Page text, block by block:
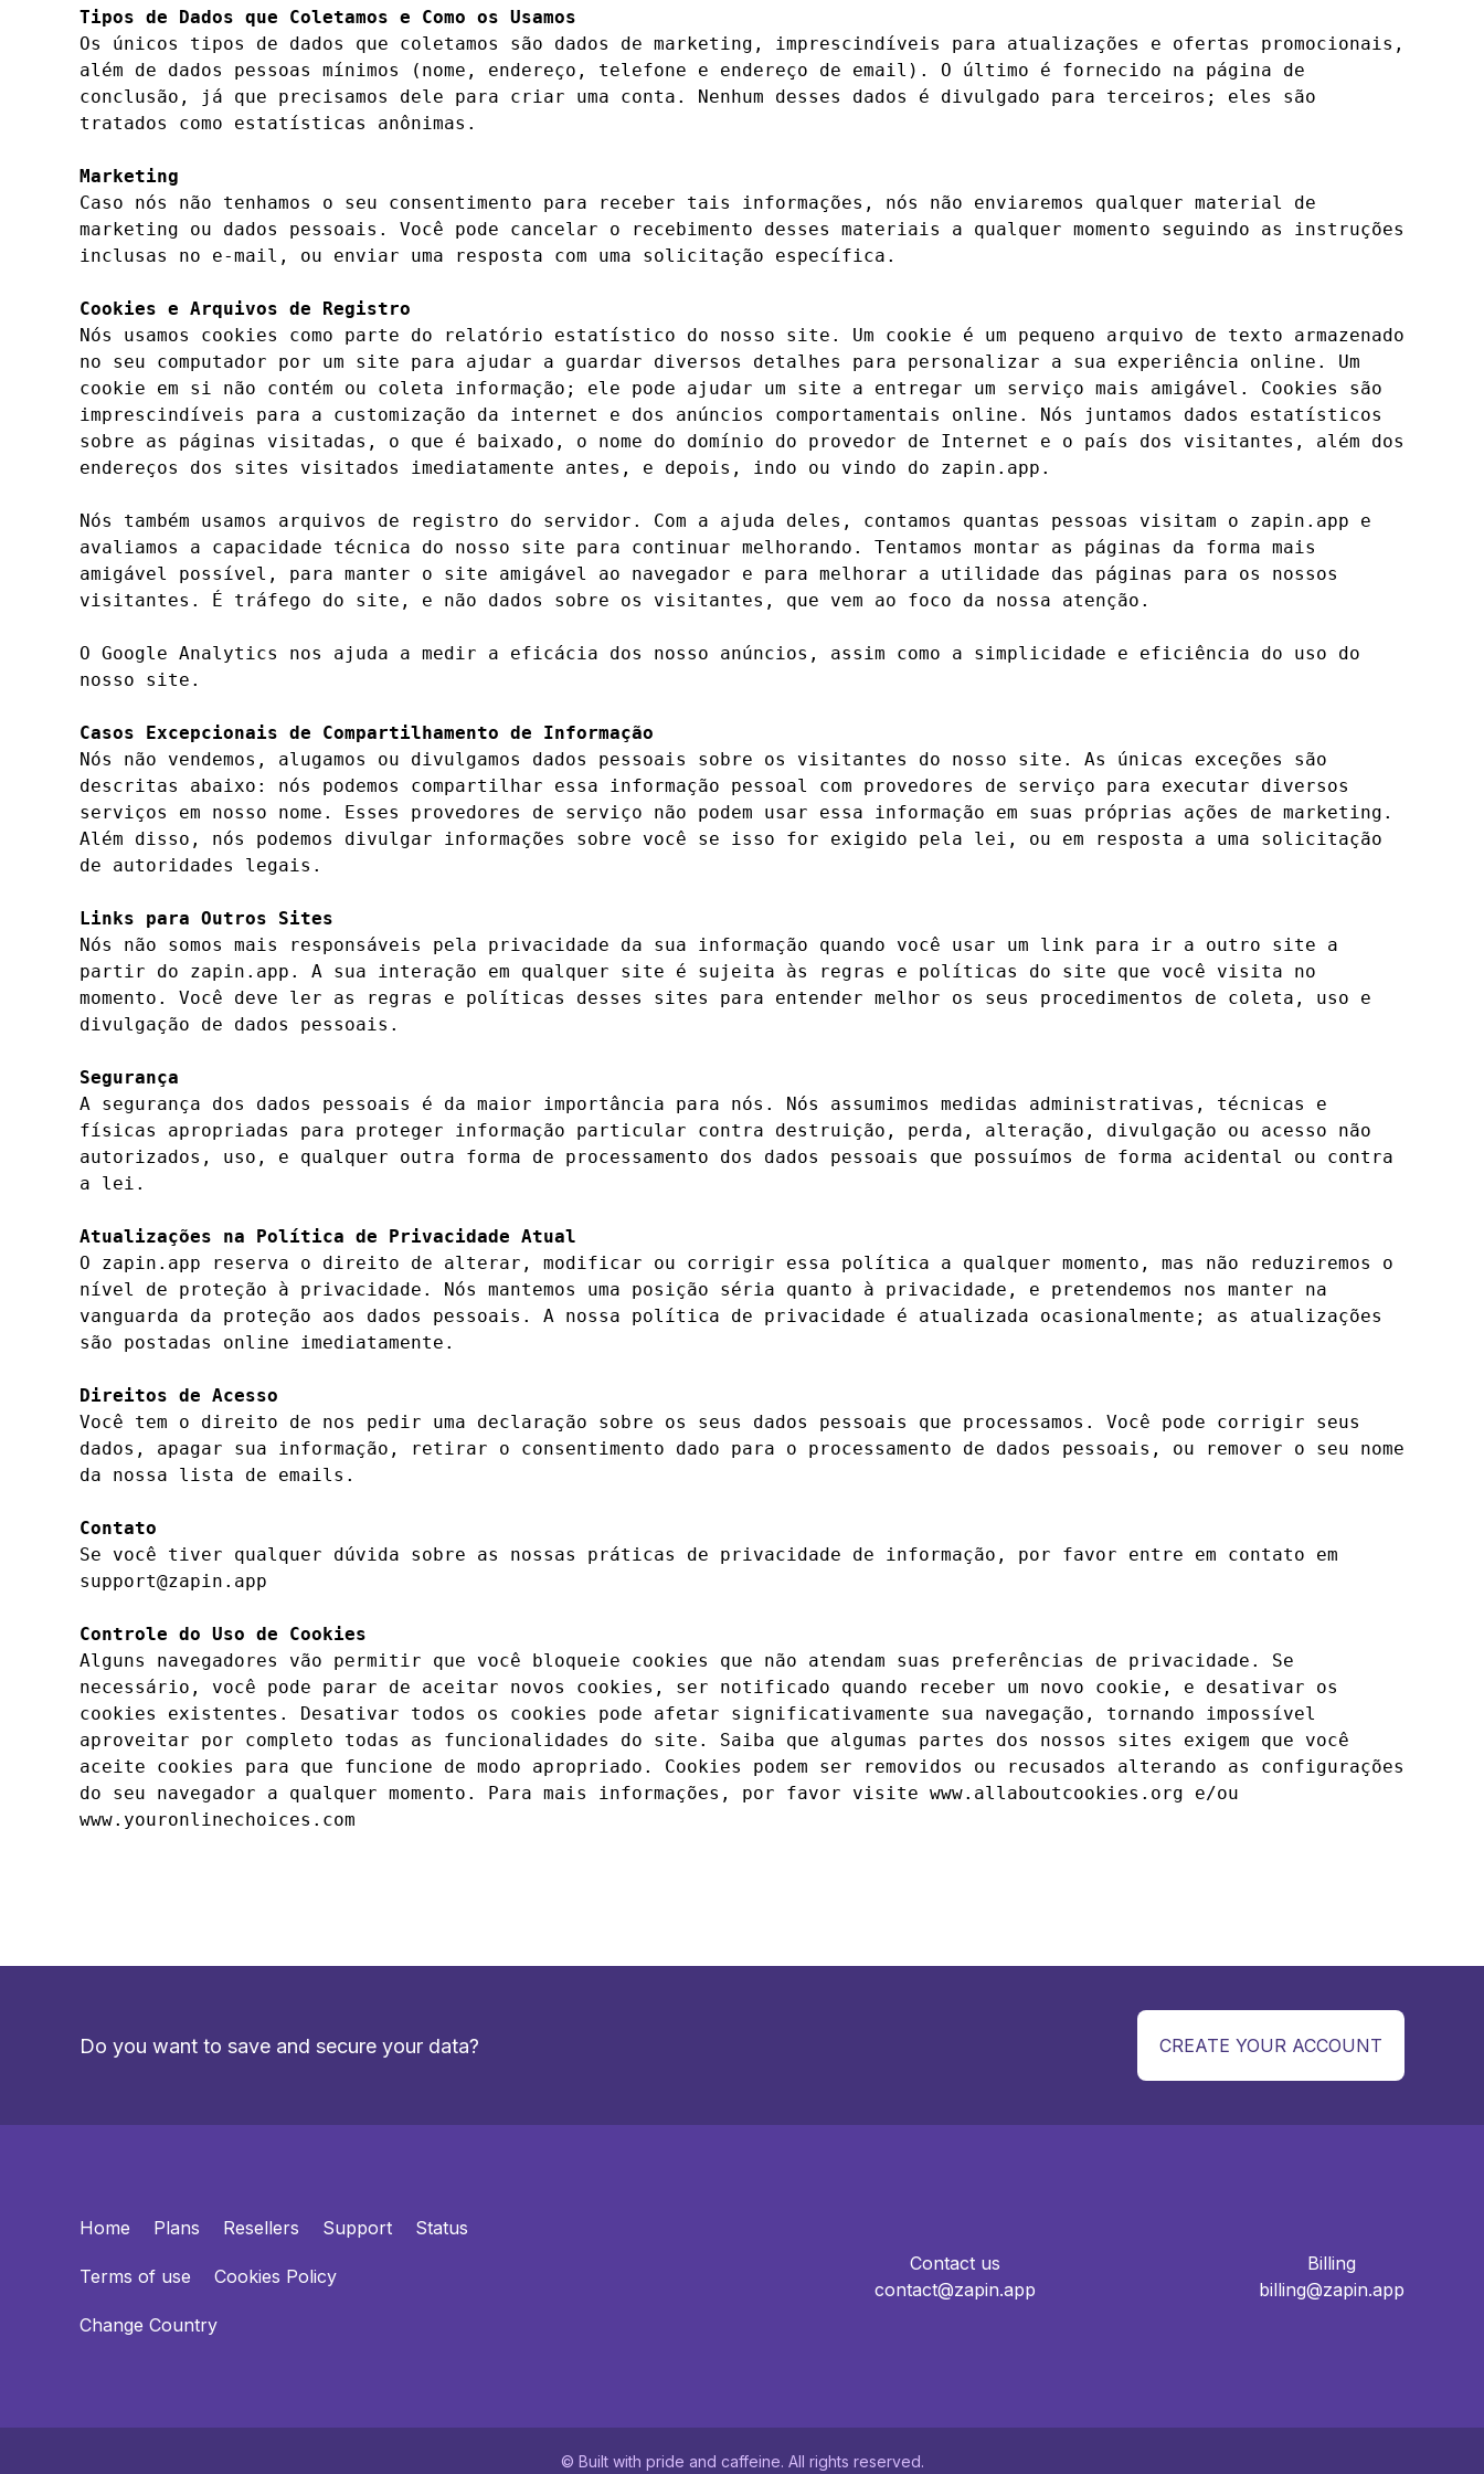
Tipos de Dados que Coletamos e Como os Usamos
Os únicos tipos de dados que coletamos são dados de marketing, imprescindíveis para atualizações e ofertas promocionais,
além de dados pessoas mínimos (nome, endereço, telefone e endereço de email). O último é fornecido na página de
conclusão, já que precisamos dele para criar uma conta. Nenhum desses dados é divulgado para terceiros; eles são
tratados como estatísticas anônimas.
Marketing
Caso nós não tenhamos o seu consentimento para receber tais informações, nós não enviaremos qualquer material de
marketing ou dados pessoais. Você pode cancelar o recebimento desses materiais a qualquer momento seguindo as instruções
inclusas no e-mail, ou enviar uma resposta com uma solicitação específica.
Cookies e Arquivos de Registro
Nós usamos cookies como parte do relatório estatístico do nosso site. Um cookie é um pequeno arquivo de texto armazenado
no seu computador por um site para ajudar a guardar diversos detalhes para personalizar a sua experiência online. Um
cookie em si não contém ou coleta informação; ele pode ajudar um site a entregar um serviço mais amigável. Cookies são
imprescindíveis para a customização da internet e dos anúncios comportamentais online. Nós juntamos dados estatísticos
sobre as páginas visitadas, o que é baixado, o nome do domínio do provedor de Internet e o país dos visitantes, além dos
endereços dos sites visitados imediatamente antes, e depois, indo ou vindo do zapin.app.
Nós também usamos arquivos de registro do servidor. Com a ajuda deles, contamos quantas pessoas visitam o zapin.app e
avaliamos a capacidade técnica do nosso site para continuar melhorando. Tentamos montar as páginas da forma mais
amigável possível, para manter o site amigável ao navegador e para melhorar a utilidade das páginas para os nossos
visitantes. É tráfego do site, e não dados sobre os visitantes, que vem ao foco da nossa atenção.
O Google Analytics nos ajuda a medir a eficácia dos nosso anúncios, assim como a simplicidade e eficiência do uso do
nosso site.
Casos Excepcionais de Compartilhamento de Informação
Nós não vendemos, alugamos ou divulgamos dados pessoais sobre os visitantes do nosso site. As únicas exceções são
descritas abaixo: nós podemos compartilhar essa informação pessoal com provedores de serviço para executar diversos
serviços em nosso nome. Esses provedores de serviço não podem usar essa informação em suas próprias ações de marketing.
Além disso, nós podemos divulgar informações sobre você se isso for exigido pela lei, ou em resposta a uma solicitação
de autoridades legais.
Links para Outros Sites
Nós não somos mais responsáveis pela privacidade da sua informação quando você usar um link para ir a outro site a
partir do zapin.app. A sua interação em qualquer site é sujeita às regras e políticas do site que você visita no
momento. Você deve ler as regras e políticas desses sites para entender melhor os seus procedimentos de coleta, uso e
divulgação de dados pessoais.
Segurança
A segurança dos dados pessoais é da maior importância para nós. Nós assumimos medidas administrativas, técnicas e
físicas apropriadas para proteger informação particular contra destruição, perda, alteração, divulgação ou acesso não
autorizados, uso, e qualquer outra forma de processamento dos dados pessoais que possuímos de forma acidental ou contra
a lei.
Atualizações na Política de Privacidade Atual
O zapin.app reserva o direito de alterar, modificar ou corrigir essa política a qualquer momento, mas não reduziremos o
nível de proteção à privacidade. Nós mantemos uma posição séria quanto à privacidade, e pretendemos nos manter na
vanguarda da proteção aos dados pessoais. A nossa política de privacidade é atualizada ocasionalmente; as atualizações
são postadas online imediatamente.
Direitos de Acesso
Você tem o direito de nos pedir uma declaração sobre os seus dados pessoais que processamos. Você pode corrigir seus
dados, apagar sua informação, retirar o consentimento dado para o processamento de dados pessoais, ou remover o seu nome
da nossa lista de emails.
Contato
Se você tiver qualquer dúvida sobre as nossas práticas de privacidade de informação, por favor entre em contato em
support@zapin.app
Controle do Uso de Cookies
Alguns navegadores vão permitir que você bloqueie cookies que não atendam suas preferências de privacidade. Se
necessário, você pode parar de aceitar novos cookies, ser notificado quando receber um novo cookie, e desativar os
cookies existentes. Desativar todos os cookies pode afetar significativamente sua navegação, tornando impossível
aproveitar por completo todas as funcionalidades do site. Saiba que algumas partes dos nossos sites exigem que você
aceite cookies para que funcione de modo apropriado. Cookies podem ser removidos ou recusados alterando as configurações
do seu navegador a qualquer momento. Para mais informações, por favor visite www.allaboutcookies.org e/ou
Do you want to save and secure your data? CREATE YOUR ACCOUNT
Home Plans Resellers Support Status
Terms of use Cookies Policy
Change Country
Contact us
contact@zapin.app
Billing
billing@zapin.app
© Built with pride and caffeine. All rights reserved.